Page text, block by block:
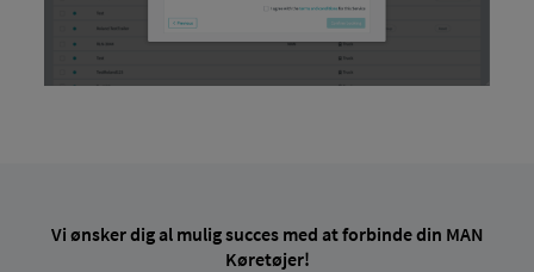
Vi ønsker dig al mulig succes med at forbinde din MAN
Køretøjer!